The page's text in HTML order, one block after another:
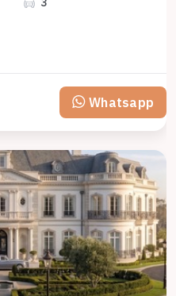
Whatsapp